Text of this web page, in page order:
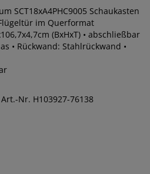
SCT18xA4PHC9005 Schaukasten
im Querformat
(BxHxT) • abschließbar
• Rückwand: Stahlrückwand •
Art.-Nr. H103927-76138